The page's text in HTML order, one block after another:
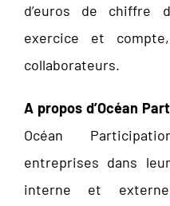
d’euros de chiffre
exercice et
collaborateurs.
A propos d’Océan
Océan
entreprises dans
interne et